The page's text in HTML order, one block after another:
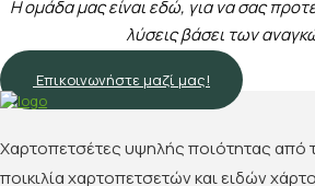
Η ομάδα μας είναι εδώ, για να σας
λύσεις βάσει των
Επικοινωνήστε μαζί μας!
Χαρτοπετσέτες υψηλής ποιότητας από
ποικιλία χαρτοπετσετών και ειδών